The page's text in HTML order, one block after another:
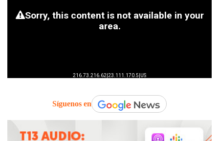
Síguenos en